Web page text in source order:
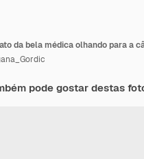
pode gostar destas